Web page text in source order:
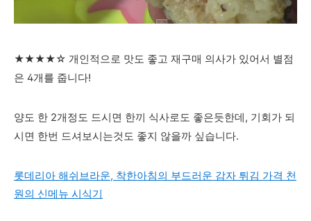
★★★★☆ 개인적으로 맛도 좋고 재구매 의사가 있어서 별점
은 4개를 줍니다!
양도 한 2개정도 드시면 한끼 식사로도 좋은듯한데, 기회가 되
시면 한번 드셔보시는것도 좋지 않을까 싶습니다.
롯데리아 해쉬브라운, 착한아침의 부드러운 감자 튀김 가격 천
원의 신메뉴 시식기